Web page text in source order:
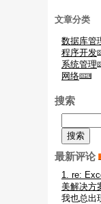
文章分类
数据库管
程序开发
系统管理
网络
搜索
最新评论
1. re:
美解决方
我也总出